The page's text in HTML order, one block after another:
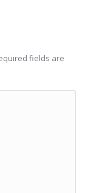
fields are